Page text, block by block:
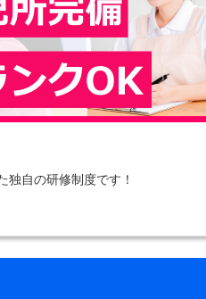
独自の研修制度です！